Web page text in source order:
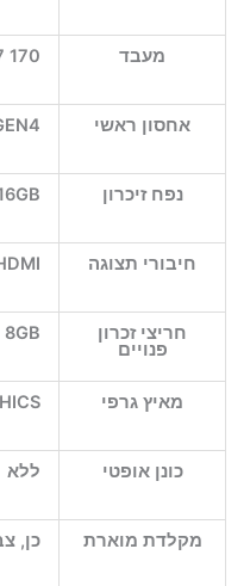
מעבד 170
אחסון ראשי
נפח זיכרון
חיבורי תצוגה
חריצי זכרון
פנויים
8GB מובנה + 8GB בחריץ
מאיץ גרפי
כונן אופטי ללא
מקלדת מוארת כן,